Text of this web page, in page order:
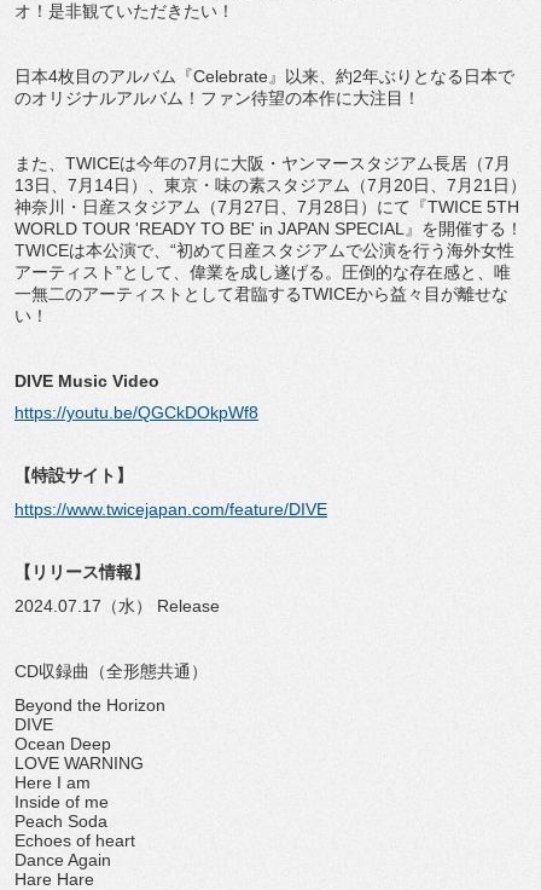
オ！是非観ていただきたい！
日本4枚目のアルバム『Celebrate』以来、約2年ぶりとなる日本で
のオリジナルアルバム！ファン待望の本作に大注目！
また、TWICEは今年の7月に大阪・ヤンマースタジアム長居（7月
13日、7月14日）、東京・味の素スタジアム（7月20日、7月21日）
神奈川・日産スタジアム（7月27日、7月28日）にて『TWICE 5TH
WORLD TOUR 'READY TO BE' in JAPAN SPECIAL』を開催する！
TWICEは本公演で、“初めて日産スタジアムで公演を行う海外女性
アーティスト”として、偉業を成し遂げる。圧倒的な存在感と、唯
一無二のアーティストとして君臨するTWICEから益々目が離せな
い！
DIVE Music Video
https://youtu.be/QGCkDOkpWf8
【特設サイト】
https://www.twicejapan.com/feature/DIVE
【リリース情報】
2024.07.17（水） Release
CD収録曲（全形態共通）
Beyond the Horizon
DIVE
Ocean Deep
LOVE WARNING
Here I am
Inside of me
Peach Soda
Echoes of heart
Dance Again
Hare Hare